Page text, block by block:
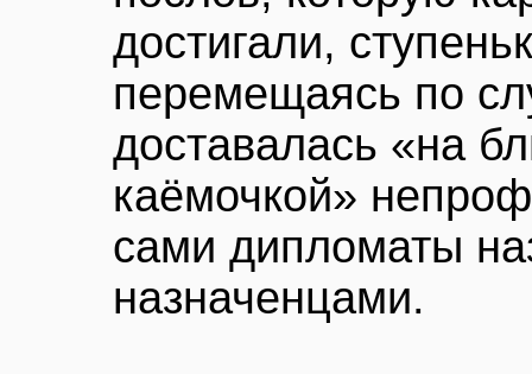
достигали,
перемещаясь по
доставалась «на
каёмочкой»
сами дипломаты
назначенцами.